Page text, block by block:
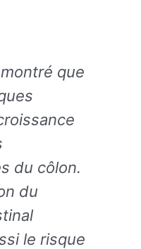
que
du côlon.
du
le risque